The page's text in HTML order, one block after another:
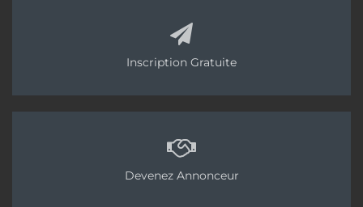
Inscription Gratuite
Devenez Annonceur